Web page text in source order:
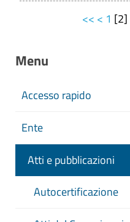
<< < 1 [2]
Menu
Accesso rapido
Ente
Atti e pubblicazioni
Autocertificazione